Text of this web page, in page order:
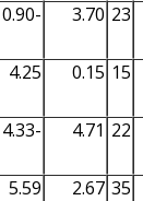
5.50
0.23
4.53
0.16
7.75
0.46
7.11
0.39